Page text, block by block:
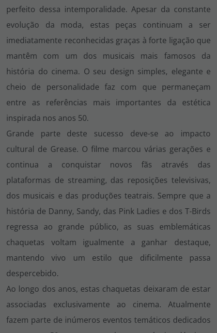
perfeito dessa intemporalidade. Apesar da constante
evolução da moda, estas peças continuam a ser
imediatamente reconhecidas graças à forte ligação que
mantêm com um dos musicais mais famosos da
história do cinema. O seu design simples, elegante e
cheio de personalidade faz com que permaneçam
entre as referências mais importantes da estética
inspirada nos anos 50.
Grande parte deste sucesso deve-se ao impacto
cultural de Grease. O filme marcou várias gerações e
continua a conquistar novos fãs através das
plataformas de streaming, das reposições televisivas,
dos musicais e das produções teatrais. Sempre que a
história de Danny, Sandy, das Pink Ladies e dos T-Birds
regressa ao grande público, as suas emblemáticas
chaquetas voltam igualmente a ganhar destaque,
mantendo vivo um estilo que dificilmente passa
despercebido.
Ao longo dos anos, estas chaquetas deixaram de estar
associadas exclusivamente ao cinema. Atualmente
fazem parte de inúmeros eventos temáticos dedicados